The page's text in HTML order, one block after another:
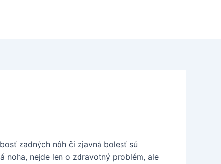
zadných nôh či zjavná bolesť sú
noha, nejde len o zdravotný problém, ale